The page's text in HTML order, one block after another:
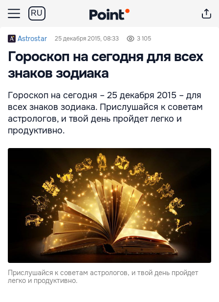
RU
Astrostar 25 декабря 2015, 08:33 3 105
Гороскоп на сегодня для всех
знаков зодиака
Гороскоп на сегодня – 25 декабря 2015 – для
всех знаков зодиака. Прислушайся к советам
астрологов, и твой день пройдет легко и
продуктивно.
Прислушайся к советам астрологов, и твой день пройдет
легко и продуктивно.